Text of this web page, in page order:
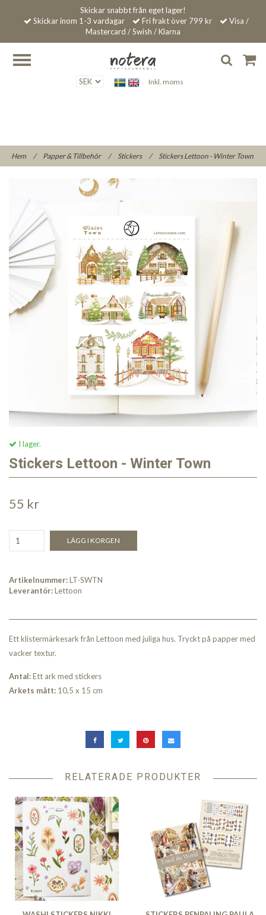
Skickar snabbt från eget lager!
Skickar inom 1-3 vardagar
Fri frakt över 799 kr
Visa /
Mastercard / Swish / Klarna
Inkl. moms
Hem / Papper & Tillbehör / Stickers / Stickers Lettoon - Winter Town
I lager.
Stickers Lettoon - Winter Town
55 kr
LÄGG I KORGEN
Artikelnummer:LT-SWTN
Leverantör:Lettoon
Ett klistermärkesark från Lettoon med juliga hus. Tryckt på papper med
vacker textur.
Antal:Ett ark med stickers
Arkets mått: 10,5 x 15 cm
RELATERADE PRODUKTER